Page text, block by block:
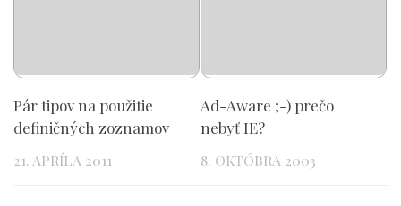
Pár tipov na použitie
definičných zoznamov
21. APRÍLA 2011
Ad-Aware ;-) prečo
nebyť IE?
8. OKTÓBRA 2003